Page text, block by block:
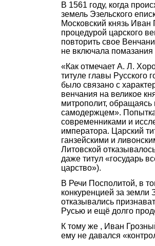
В 1561 году, когда
земель Эзельского
Московский князь Иван
процедурой царского
повторить свое
не включала помазания
«Как отмечает А. Л.
титуле главы Русского
было связано с
венчания на великое
митрополит,
самодержцем».
современниками и
императора. Царский
ганзейскими и
Литовской
даже титул «государь
царство»).
В Речи Посполитой, в
конкуренцией за земли
отказывались
Русью и ещё долго
К тому же , Иван
ему не давался